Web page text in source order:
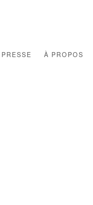
PRESSE À PROPOS